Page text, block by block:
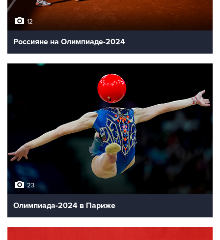
12
Россияне на Олимпиаде-2024
23
Олимпиада-2024 в Париже